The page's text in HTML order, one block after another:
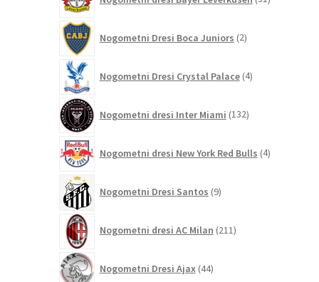
izdelkov
Nogometni Dresi Boca Juniors 2izdelka
Nogometni Dresi Crystal Palace 4izdelki
Nogometni dresi Inter Miami 132izdelkov
Nogometni dresi New York Red Bulls 4izdelki
Nogometni Dresi Santos 9izdelkov
Nogometni dresi AC Milan 211izdelkov
Nogometni Dresi Ajax 44izdelkov